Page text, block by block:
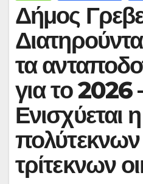
Δήμος
τα
για το 2026
Ενισχύεται
πολύτεκνων
τρίτεκνων